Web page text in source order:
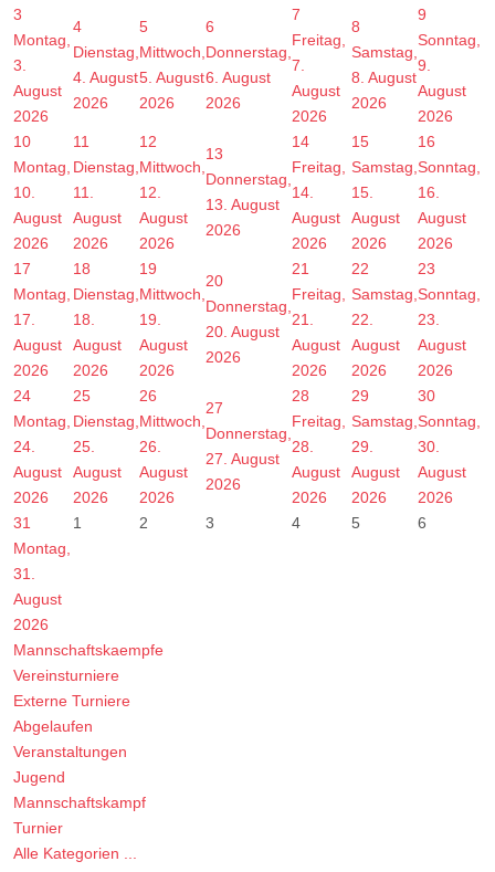
3
Montag,
3.
August
2026
4
Dienstag,
4. August
2026
5
Mittwoch,
5. August
2026
6
Donnerstag,
6. August
2026
7
Freitag,
7.
August
2026
8
Samstag,
8. August
2026
9
Sonntag,
9.
August
2026
10
Montag,
10.
August
2026
11
Dienstag,
11.
August
2026
12
Mittwoch,
12.
August
2026
13
Donnerstag,
13. August
2026
14
Freitag,
14.
August
2026
15
Samstag,
15.
August
2026
16
Sonntag,
16.
August
2026
17
Montag,
17.
August
2026
18
Dienstag,
18.
August
2026
19
Mittwoch,
19.
August
2026
20
Donnerstag,
20. August
2026
21
Freitag,
21.
August
2026
22
Samstag,
22.
August
2026
23
Sonntag,
23.
August
2026
24
Montag,
24.
August
2026
25
Dienstag,
25.
August
2026
26
Mittwoch,
26.
August
2026
27
Donnerstag,
27. August
2026
28
Freitag,
28.
August
2026
29
Samstag,
29.
August
2026
30
Sonntag,
30.
August
2026
31
Montag,
31.
August
2026
1 2 3 4 5 6
Mannschaftskaempfe
Vereinsturniere
Externe Turniere
Abgelaufen
Veranstaltungen
Jugend
Mannschaftskampf
Turnier
Alle Kategorien ...